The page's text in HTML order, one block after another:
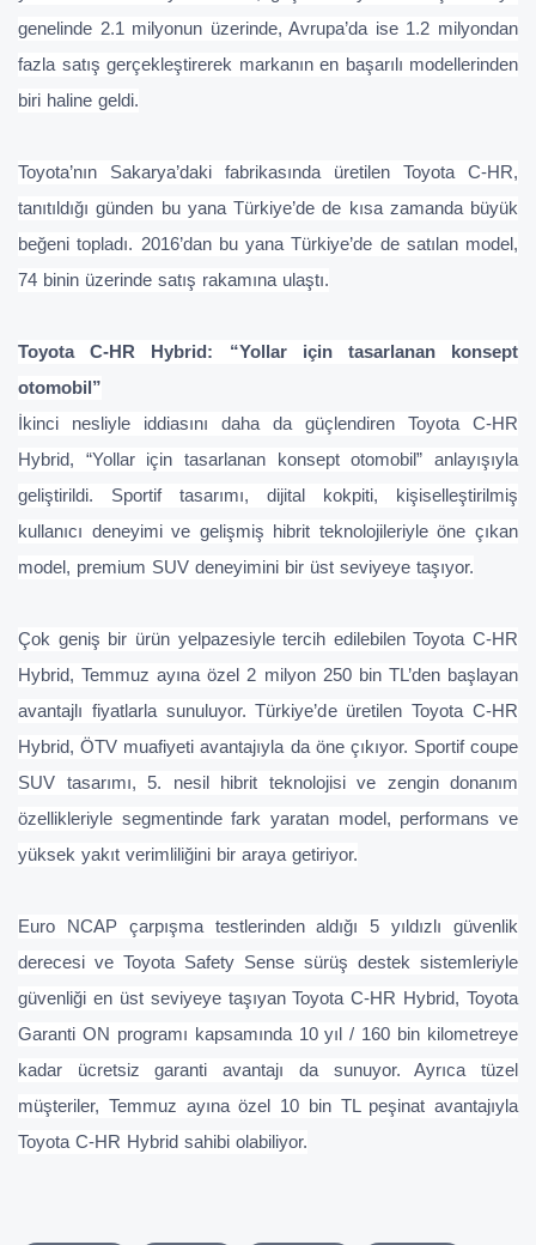
genelinde 2.1 milyonun üzerinde, Avrupa’da ise 1.2 milyondan
fazla satış gerçekleştirerek markanın en başarılı modellerinden
biri haline geldi.
Toyota’nın Sakarya’daki fabrikasında üretilen Toyota C-HR,
tanıtıldığı günden bu yana Türkiye’de de kısa zamanda büyük
beğeni topladı. 2016’dan bu yana Türkiye’de de satılan model,
74 binin üzerinde satış rakamına ulaştı.
Toyota C-HR Hybrid: “Yollar için tasarlanan konsept
otomobil”
İkinci nesliyle iddiasını daha da güçlendiren Toyota C-HR
Hybrid, “Yollar için tasarlanan konsept otomobil” anlayışıyla
geliştirildi. Sportif tasarımı, dijital kokpiti, kişiselleştirilmiş
kullanıcı deneyimi ve gelişmiş hibrit teknolojileriyle öne çıkan
model, premium SUV deneyimini bir üst seviyeye taşıyor.
Çok geniş bir ürün yelpazesiyle tercih edilebilen Toyota C-HR
Hybrid, Temmuz ayına özel 2 milyon 250 bin TL’den başlayan
avantajlı fiyatlarla sunuluyor. Türkiye’de üretilen Toyota C-HR
Hybrid, ÖTV muafiyeti avantajıyla da öne çıkıyor. Sportif coupe
SUV tasarımı, 5. nesil hibrit teknolojisi ve zengin donanım
özellikleriyle segmentinde fark yaratan model, performans ve
yüksek yakıt verimliliğini bir araya getiriyor.
Euro NCAP çarpışma testlerinden aldığı 5 yıldızlı güvenlik
derecesi ve Toyota Safety Sense sürüş destek sistemleriyle
güvenliği en üst seviyeye taşıyan Toyota C-HR Hybrid, Toyota
Garanti ON programı kapsamında 10 yıl / 160 bin kilometreye
kadar ücretsiz garanti avantajı da sunuyor. Ayrıca tüzel
müşteriler, Temmuz ayına özel 10 bin TL peşinat avantajıyla
Toyota C-HR Hybrid sahibi olabiliyor.